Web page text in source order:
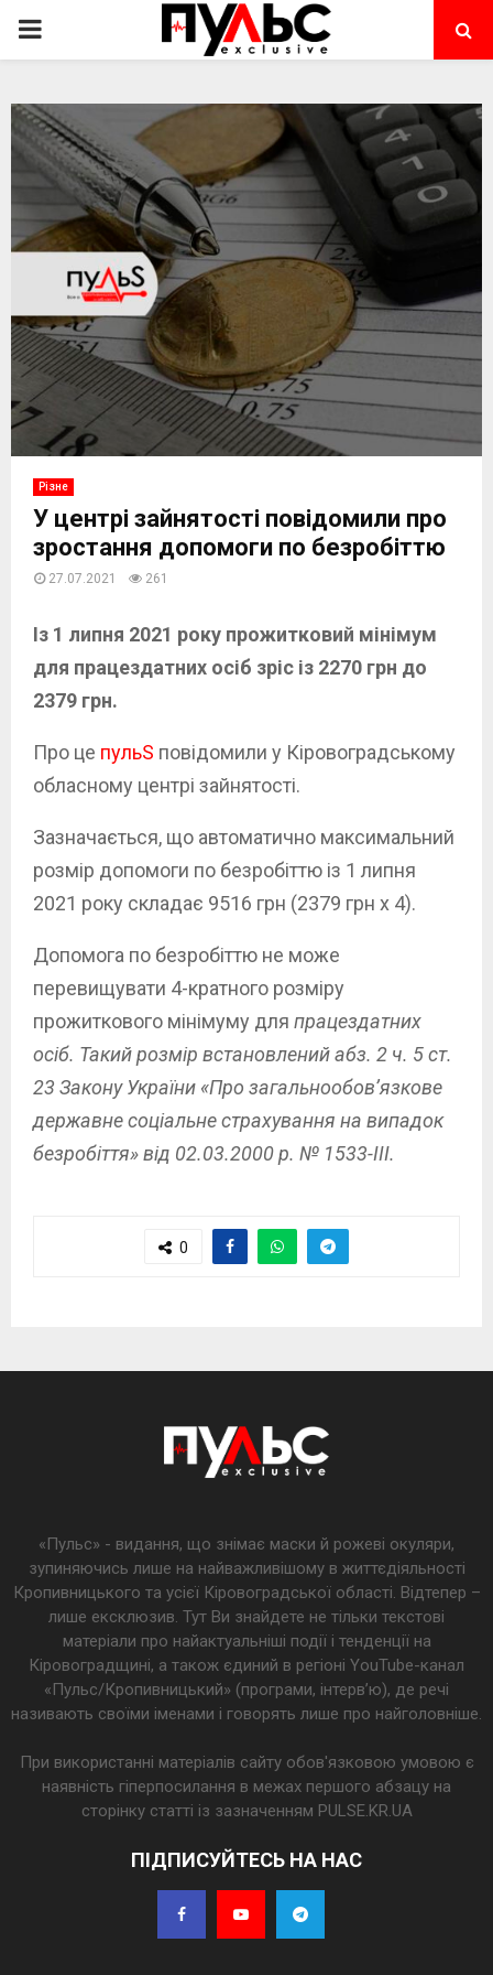
PRIMARY
Різне
У центрі зайнятості повідомили про
зростання допомоги по безробіттю
27.07.2021 261
Із 1 липня 2021 року прожитковий мінімум
для працездатних осіб зріс із 2270 грн до
2379 грн.
Про це пульS повідомили у Кіровоградському
обласному центрі зайнятості.
Зазначається, що автоматично максимальний
розмір допомоги по безробіттю із 1 липня
2021 року складає 9516 грн (2379 грн х 4).
Допомога по безробіттю не може
перевищувати 4-кратного розміру
прожиткового мінімуму для працездатних
осіб. Такий розмір встановлений абз. 2 ч. 5 ст.
23 Закону України «Про загальнообов’язкове
державне соціальне страхування на випадок
безробіття» від 02.03.2000 р. № 1533-III.
0
«Пульс» - видання, що знімає маски й рожеві окуляри,
зупиняючись лише на найважливішому в життєдіяльності
Кропивницького та усієї Кіровоградської області. Відтепер –
лише ексклюзив. Тут Ви знайдете не тільки текстові
матеріали про найактуальніші події і тенденції на
Кіровоградщині, а також єдиний в регіоні YouTube-канал
«Пульс/Кропивницький» (програми, інтерв’ю), де речі
називають своїми іменами і говорять лише про найголовніше.
При використанні матеріалів сайту обов'язковою умовою є
наявність гіперпосилання в межах першого абзацу на
сторінку статті із зазначенням PULSE.KR.UA
ПІДПИСУЙТЕСЬ НА НАС